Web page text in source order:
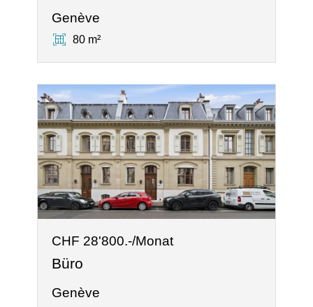
Genève
80 m²
CHF 28'800.-/Monat
Büro
Genève